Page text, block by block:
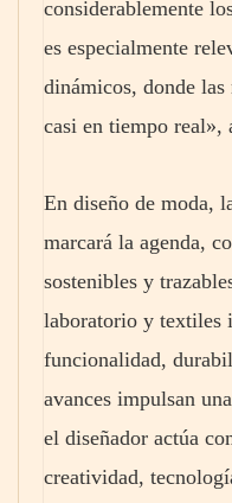
considerablemente
es especialmente
dinámicos, donde las
casi en tiempo
En diseño de moda,
marcará la agenda,
sostenibles y
laboratorio y textiles
funcionalidad,
avances impulsan
el diseñador actúa
creatividad,